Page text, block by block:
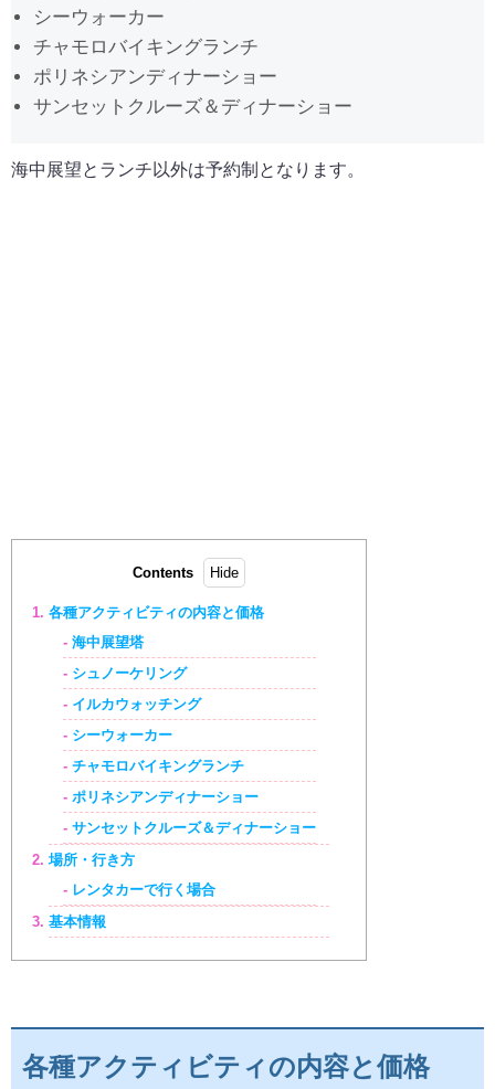
シーウォーカー
チャモロバイキングランチ
ポリネシアンディナーショー
サンセットクルーズ＆ディナーショー
海中展望とランチ以外は予約制となります。
Contents
各種アクティビティの内容と価格
海中展望塔
シュノーケリング
イルカウォッチング
シーウォーカー
チャモロバイキングランチ
ポリネシアンディナーショー
サンセットクルーズ＆ディナーショー
場所・行き方
レンタカーで行く場合
基本情報
各種アクティビティの内容と価格